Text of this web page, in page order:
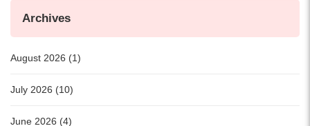
Archives
August 2026 (1)
July 2026 (10)
June 2026 (4)